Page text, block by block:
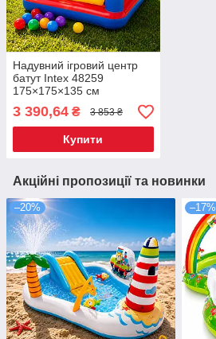
Надувний ігровий центр
батут Intex 48259
175×175×135 см
3 390,64 ₴ 3 853 ₴
Купити
Акційні пропозиції та новинки
–20% –17%